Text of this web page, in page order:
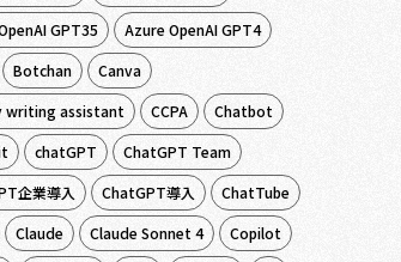
GPT35
Azure OpenAI GPT4
Botchan
Canva
writing assistant
CCPA
Chatbot
chatGPT
ChatGPT Team
企業導入
ChatGPT導入
ChatTube
Claude Claude Sonnet 4
Copilot